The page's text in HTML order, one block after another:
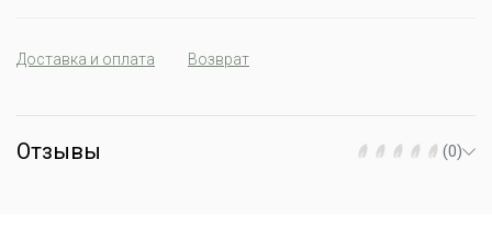
Доставка и оплата Возврат
Отзывы (0)